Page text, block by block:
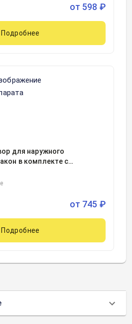
от 598 ₽
Подробнее
для наружного
в комплекте с
от 745 ₽
Подробнее